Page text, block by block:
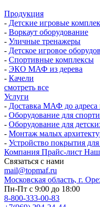
Продукция
- Детские игровые
- Воркаут оборудование
- Уличные тренажеры
- Детское игровое
- Спортивные комплексы
- ЭКО МАФ из дерева
- Качели
смотреть все
Услуги
- Доставка МАФ до адреса
- Оборудование для
- Оборудование для
- Монтаж малых
- Устройство покрытия
Компания Прайс-лист
Связаться с нами
mail@topmaf.ru
Московская область, г.
Пн-Пт с 9:00 до 18:00
8-800-333-00-83